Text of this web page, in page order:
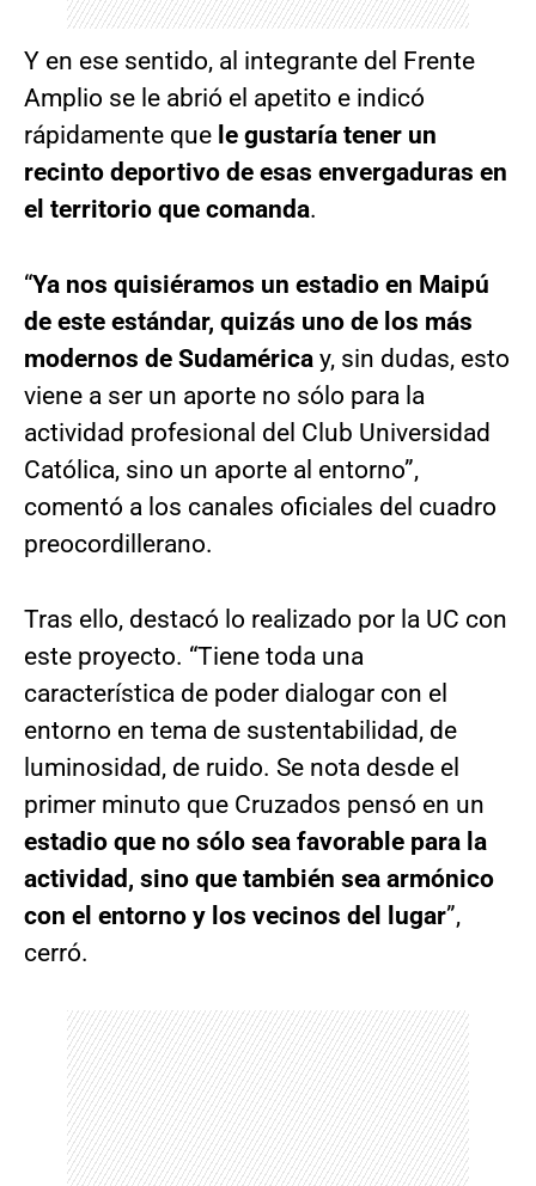
Y en ese sentido, al integrante del Frente
Amplio se le abrió el apetito e indicó
rápidamente que le gustaría tener un
recinto deportivo de esas envergaduras en
el territorio que comanda.
“Ya nos quisiéramos un estadio en Maipú
de este estándar, quizás uno de los más
modernos de Sudamérica y, sin dudas, esto
viene a ser un aporte no sólo para la
actividad profesional del Club Universidad
Católica, sino un aporte al entorno”,
comentó a los canales oficiales del cuadro
preocordillerano.
Tras ello, destacó lo realizado por la UC con
este proyecto. “Tiene toda una
característica de poder dialogar con el
entorno en tema de sustentabilidad, de
luminosidad, de ruido. Se nota desde el
primer minuto que Cruzados pensó en un
estadio que no sólo sea favorable para la
actividad, sino que también sea armónico
con el entorno y los vecinos del lugar”,
cerró.